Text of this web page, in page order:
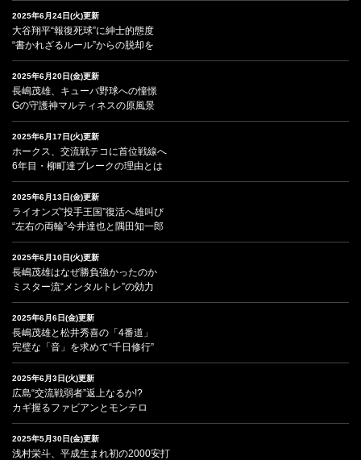
2025年6月24日(火)更新
大谷翔平“報復死球”に紳士的態度
“書かれざるルール”からの脱却を
2025年6月20日(金)更新
長嶋茂雄、キューバ野球への憧憬
Gの守護神マルティネスの原風景
2025年6月17日(火)更新
ホークス、交流戦テコに首位戦線へ
6年目・柳町達ブレークの理由とは
2025年6月13日(金)更新
ライオンズ“投手王国”復活へ雄叫び
“左右の両輪”今井達也と隅田知一郎
2025年6月10日(火)更新
長嶋茂雄はなぜ勝負強かったのか
ミスター流“メンタルトレ”の効力
2025年6月6日(金)更新
長嶋茂雄と松井秀喜の「4番道」
完璧な「音」を求めて“千日修行”
2025年6月3日(火)更新
広島“交流戦弱者”返上なるか!?
カギ握るファビアンとモンテロ
2025年5月30日(金)更新
浅村栄斗、平成生まれ初の2000安打